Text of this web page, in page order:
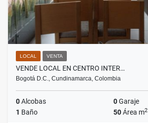
LOCAL VENTA
VENDE LOCAL EN CENTRO INTER…
Bogotá D.C., Cundinamarca, Colombia
0Alcobas 0Garaje
1 Baño 50Área m2